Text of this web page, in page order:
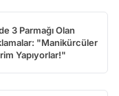
3 Parmağı Olan
"Manikürcüler
Yapıyorlar!"